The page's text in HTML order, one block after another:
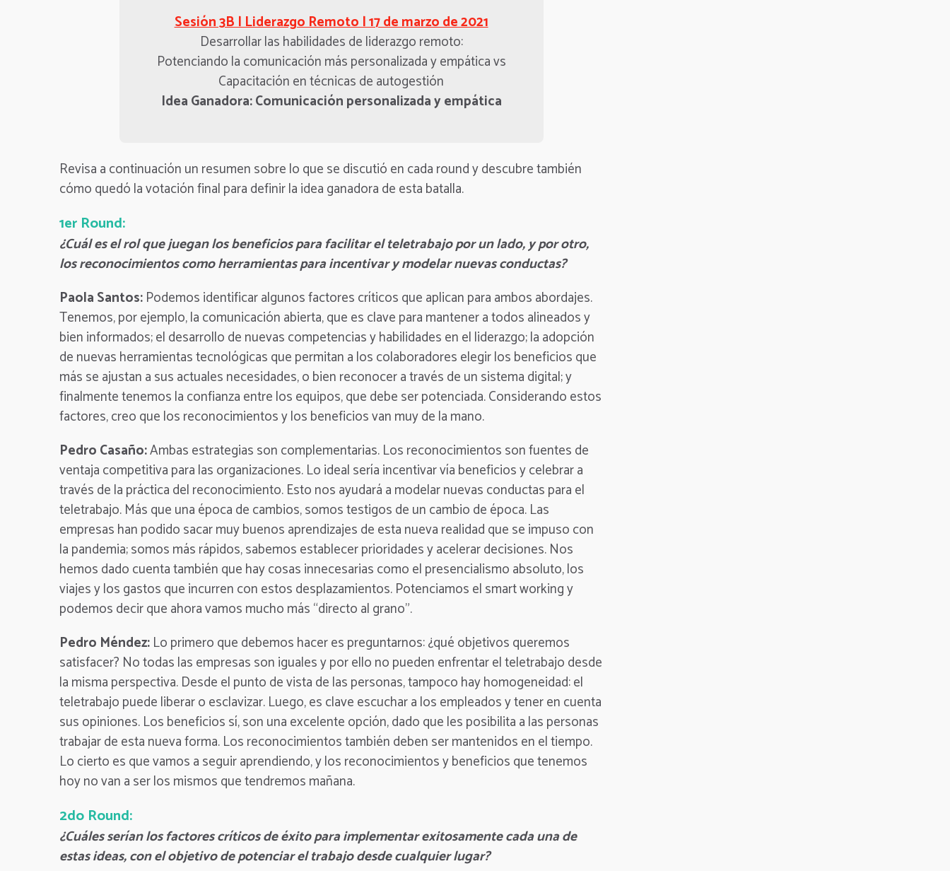
Sesión 3B | Liderazgo Remoto | 17 de marzo de 2021
Desarrollar las habilidades de liderazgo remoto:
Potenciando la comunicación más personalizada y empática vs
Capacitación en técnicas de autogestión
Idea Ganadora: Comunicación personalizada y empática
Revisa a continuación un resumen sobre lo que se discutió en cada round y descubre también
cómo quedó la votación final para definir la idea ganadora de esta batalla.
1er Round:
¿Cuál es el rol que juegan los beneficios para facilitar el teletrabajo por un lado, y por otro,
los reconocimientos como herramientas para incentivar y modelar nuevas conductas?
Paola Santos:Podemos identificar algunos factores críticos que aplican para ambos abordajes.
Tenemos, por ejemplo, la comunicación abierta, que es clave para mantener a todos alineados y
bien informados; el desarrollo de nuevas competencias y habilidades en el liderazgo; la adopción
de nuevas herramientas tecnológicas que permitan a los colaboradores elegir los beneficios que
más se ajustan a sus actuales necesidades, o bien reconocer a través de un sistema digital; y
finalmente tenemos la confianza entre los equipos, que debe ser potenciada. Considerando estos
factores, creo que los reconocimientos y los beneficios van muy de la mano.
Pedro Casaño:Ambas estrategias son complementarias. Los reconocimientos son fuentes de
ventaja competitiva para las organizaciones. Lo ideal sería incentivar vía beneficios y celebrar a
través de la práctica del reconocimiento. Esto nos ayudará a modelar nuevas conductas para el
teletrabajo. Más que una época de cambios, somos testigos de un cambio de época. Las
empresas han podido sacar muy buenos aprendizajes de esta nueva realidad que se impuso con
la pandemia; somos más rápidos, sabemos establecer prioridades y acelerar decisiones. Nos
hemos dado cuenta también que hay cosas innecesarias como el presencialismo absoluto, los
viajes y los gastos que incurren con estos desplazamientos. Potenciamos el smart working y
podemos decir que ahora vamos mucho más “directo al grano”.
Pedro Méndez:Lo primero que debemos hacer es preguntarnos: ¿qué objetivos queremos
satisfacer? No todas las empresas son iguales y por ello no pueden enfrentar el teletrabajo desde
la misma perspectiva. Desde el punto de vista de las personas, tampoco hay homogeneidad: el
teletrabajo puede liberar o esclavizar. Luego, es clave escuchar a los empleados y tener en cuenta
sus opiniones. Los beneficios sí, son una excelente opción, dado que les posibilita a las personas
trabajar de esta nueva forma. Los reconocimientos también deben ser mantenidos en el tiempo.
Lo cierto es que vamos a seguir aprendiendo, y los reconocimientos y beneficios que tenemos
hoy no van a ser los mismos que tendremos mañana.
2do Round:
¿Cuáles serían los factores críticos de éxito para implementar exitosamente cada una de
estas ideas, con el objetivo de potenciar el trabajo desde cualquier lugar?